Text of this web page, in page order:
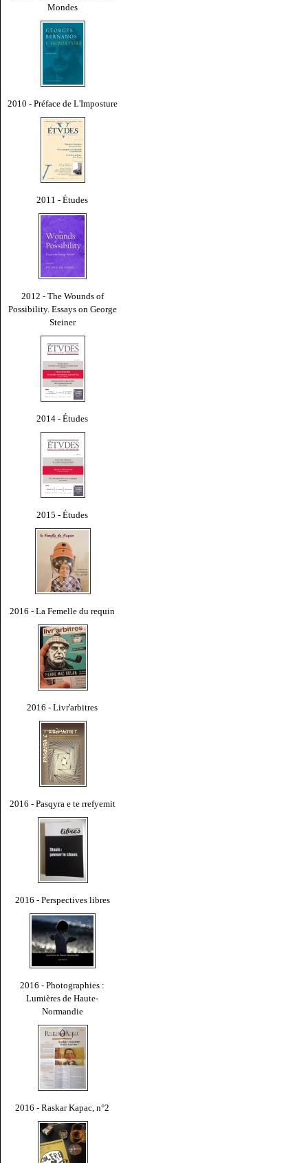
Mondes
2010 - Préface de L'Imposture
2011 - Études
2012 - The Wounds of
Possibility. Essays on George
Steiner
2014 - Études
2015 - Études
2016 - La Femelle du requin
2016 - Livr'arbitres
2016 - Pasqyra e te rrefyemit
2016 - Perspectives libres
2016 - Photographies :
Lumières de Haute-
Normandie
2016 - Raskar Kapac, n°2